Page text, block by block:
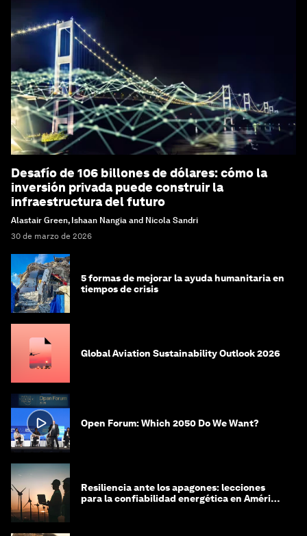
Desafío de 106 billones de dólares: cómo la
inversión privada puede construir la
infraestructura del futuro
Alastair Green, Ishaan Nangia and Nicola Sandri
30 de marzo de 2026
5 formas de mejorar la ayuda humanitaria en
tiempos de crisis
Global Aviation Sustainability Outlook 2026
Open Forum: Which 2050 Do We Want?
Resiliencia ante los apagones: lecciones
para la confiabilidad energética en América